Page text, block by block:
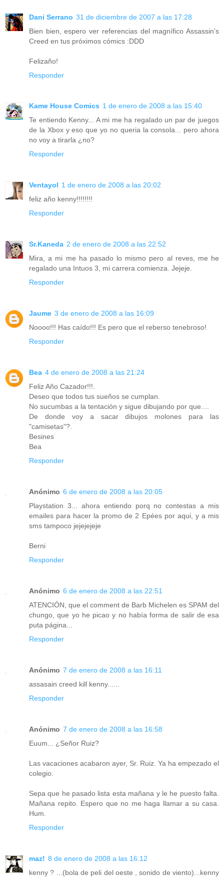
Dani Serrano 31 de diciembre de 2007 a las 17:28
Bien bien, espero ver referencias del magnífico Assassin's
Creed en tus próximos cómics :DDD
Felizaño!
Responder
Kame House Comics 1 de enero de 2008 a las 15:40
Te entiendo Kenny... A mi me ha regalado un par de juegos
de la Xbox y eso que yo no queria la consola... pero ahora
no voy a tirarla ¿no?
Responder
Ventayol 1 de enero de 2008 a las 20:02
feliz año kenny!!!!!!!!
Responder
Sr.Kaneda 2 de enero de 2008 a las 22:52
Mira, a mi me ha pasado lo mismo pero al reves, me he
regalado una Intuos 3, mi carrera comienza. Jejeje.
Responder
Jaume 3 de enero de 2008 a las 16:09
Noooo!!! Has caído!!! Es pero que el reberso tenebroso!
Responder
Bea 4 de enero de 2008 a las 21:24
Feliz Año Cazador!!!.
Deseo que todos tus sueños se cumplan.
No sucumbas a la tentación y sigue dibujando por que....
De donde voy a sacar dibujos molones para las
"camisetas"?.
Besines
Bea
Responder
Anónimo 6 de enero de 2008 a las 20:05
Playstation 3... ahora entiendo porq no contestas a mis
emailes para hacer la promo de 2 Epées por aqui, y a mis
sms tampoco jejejejeje
Berni
Responder
Anónimo 6 de enero de 2008 a las 22:51
ATENCIÓN, que el comment de Barb Michelen es SPAM del
chungo, que yo he picao y no había forma de salir de esa
puta página...
Responder
Anónimo 7 de enero de 2008 a las 16:11
assasain creed kill kenny......
Responder
Anónimo 7 de enero de 2008 a las 16:58
Euum... ¿Señor Ruiz?
Las vacaciones acabaron ayer, Sr. Ruiz. Ya ha empezado el
colegio.
Sepa que he pasado lista esta mañana y le he puesto falta.
Mañana repito. Espero que no me haga llamar a su casa.
Hum.
Responder
maz! 8 de enero de 2008 a las 16:12
kenny ? ...(bola de peli del oeste , sonido de viento)...kenny